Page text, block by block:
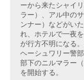
ーから来たシャイ
ラー）、アル中の
ンナー）などがい
れ、ホテルで一夜
が行方不明になる
ヘーシュワリー警
部下のニルマラー
を開始する。